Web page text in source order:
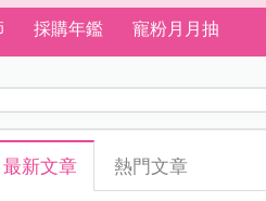
採購年鑑 寵粉月月抽
最新文章 熱門文章